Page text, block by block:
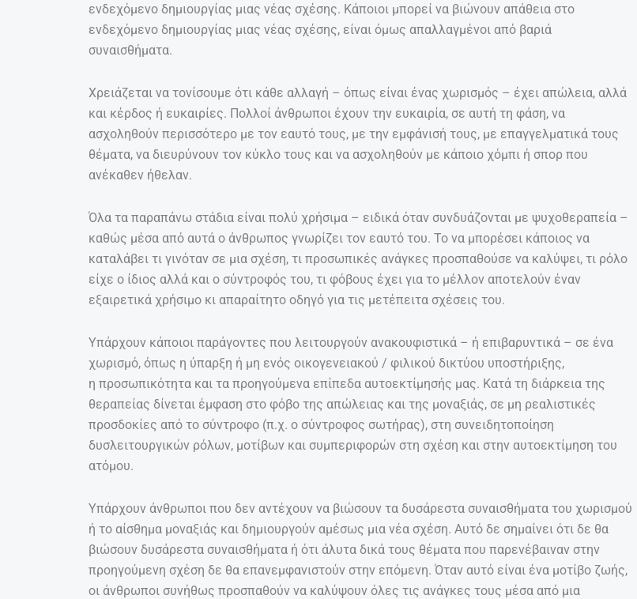
ενδεχόμενο δημιουργίας μιας νέας σχέσης. Κάποιοι μπορεί να βιώνουν απάθεια στο
ενδεχόμενο δημιουργίας μιας νέας σχέσης, είναι όμως απαλλαγμένοι από βαριά
συναισθήματα.
Χρειάζεται να τονίσουμε ότι κάθε αλλαγή – όπως είναι ένας χωρισμός – έχει απώλεια, αλλά
και κέρδος ή ευκαιρίες. Πολλοί άνθρωποι έχουν την ευκαιρία, σε αυτή τη φάση, να
ασχοληθούν περισσότερο με τον εαυτό τους, με την εμφάνισή τους, με επαγγελματικά τους
θέματα, να διευρύνουν τον κύκλο τους και να ασχοληθούν με κάποιο χόμπι ή σπορ που
ανέκαθεν ήθελαν.
Όλα τα παραπάνω στάδια είναι πολύ χρήσιμα – ειδικά όταν συνδυάζονται με ψυχοθεραπεία –
καθώς μέσα από αυτά ο άνθρωπος γνωρίζει τον εαυτό του. Το να μπορέσει κάποιος να
καταλάβει τι γινόταν σε μια σχέση, τι προσωπικές ανάγκες προσπαθούσε να καλύψει, τι ρόλο
είχε ο ίδιος αλλά και ο σύντροφός του, τι φόβους έχει για το μέλλον αποτελούν έναν
εξαιρετικά χρήσιμο κι απαραίτητο οδηγό για τις μετέπειτα σχέσεις του.
Υπάρχουν κάποιοι παράγοντες που λειτουργούν ανακουφιστικά – ή επιβαρυντικά – σε ένα
χωρισμό, όπως η ύπαρξη ή μη ενός οικογενειακού / φιλικού δικτύου υποστήριξης,
η προσωπικότητα και τα προηγούμενα επίπεδα αυτοεκτίμησής μας. Κατά τη διάρκεια της
θεραπείας δίνεται έμφαση στο φόβο της απώλειας και της μοναξιάς, σε μη ρεαλιστικές
προσδοκίες από το σύντροφο (π.χ. ο σύντροφος σωτήρας), στη συνειδητοποίηση
δυσλειτουργικών ρόλων, μοτίβων και συμπεριφορών στη σχέση και στην αυτοεκτίμηση του
ατόμου.
Υπάρχουν άνθρωποι που δεν αντέχουν να βιώσουν τα δυσάρεστα συναισθήματα του χωρισμού
ή το αίσθημα μοναξιάς και δημιουργούν αμέσως μια νέα σχέση. Αυτό δε σημαίνει ότι δε θα
βιώσουν δυσάρεστα συναισθήματα ή ότι άλυτα δικά τους θέματα που παρενέβαιναν στην
προηγούμενη σχέση δε θα επανεμφανιστούν στην επόμενη. Όταν αυτό είναι ένα μοτίβο ζωής,
οι άνθρωποι συνήθως προσπαθούν να καλύψουν όλες τις ανάγκες τους μέσα από μια